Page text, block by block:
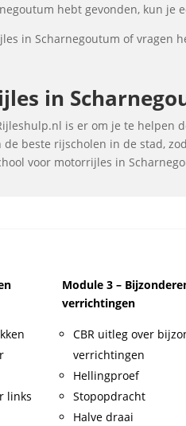
hebt gevonden, kun je
in Scharnegoutum of vragen
in
is er om je te
beste rijscholen in de stad,
voor motorrijles in
links
Module 3 –
verrichtingen
CBR uitleg over
verrichtingen
Hellingproef
Stopopdracht
Halve draai